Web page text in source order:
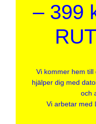
– 399
Vi kommer hem till
hjälper dig med
och
Vi arbetar med